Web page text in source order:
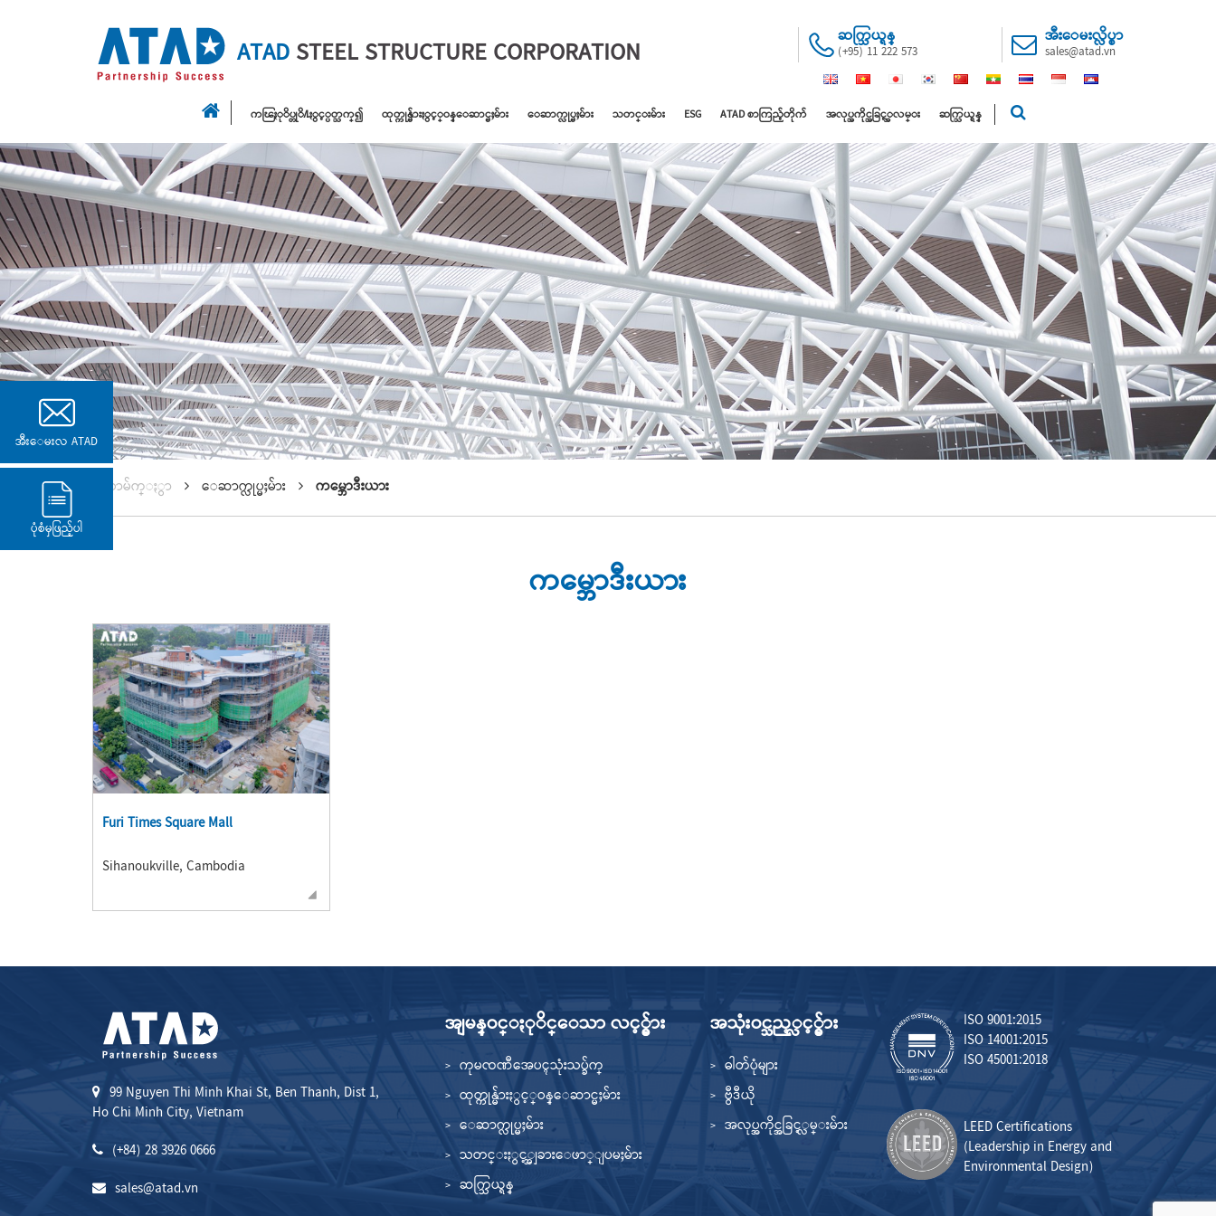
ATADSTEEL STRUCTURE CORPORATION ဆက္သြယ္ရန္
(+95) 11 222 573
အီးေမးလ္လိပ္စာ
sales@atad.vn
ကၽြႏုိပ္တုိ႔ႏွင့္ပတ္သက္၍ ထုတ္ကုန္မ်ားႏွင့္ဝန္ေဆာင္မႈမ်ား ေဆာက္လုပ္မႈမ်ား သတင္းမ်ား ESG ATAD စာကြည့်တိုက် အလုပ္အကိုင္အခြင့္အလမ္း ဆက္သြယ္ရန္
ပင္မစာမ်က္ႏွာ ေဆာက္လုပ္မႈမ်ား ကမ္ဘောဒီးယား
ကမ္ဘောဒီးယား
Furi Times Square Mall
Sihanoukville, Cambodia
99 Nguyen Thi Minh Khai St, Ben Thanh, Dist 1,
Ho Chi Minh City, Vietnam
(+84) 28 3926 0666
sales@atad.vn
အျမန္ဝင္ႏုိင္ေသာ လင့္ခ္မ်ား
ကုမၸဏီအေပၚသုံးသပ္ခ်က္
ထုတ္ကုန္မ်ားႏွင့္ဝန္ေဆာင္မႈမ်ား
ေဆာက္လုပ္မႈမ်ား
သတင္းႏွင့္အျခားေဖာ္ျပမႈမ်ား
ဆက္သြယ္ရန္
အသုံးဝင္သည့္လင့္ခ္မ်ား
ဓါတ်ပုံများ
ဗွီဒီယို
အလုပ္အကိုင္အခြင့္လမ္းမ်ား
ISO 9001:2015
ISO 14001:2015
ISO 45001:2018
LEED Certifications
(Leadership in Energy and
Environmental Design)
အီးေမးလ ATAD
ပုံစံမှဖြည့်ပါ